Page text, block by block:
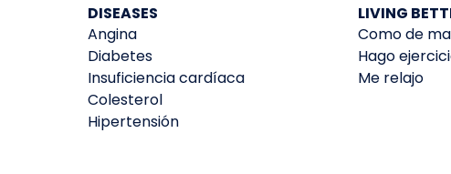
DISEASES
Angina
Diabetes
Insuficiencia cardíaca
Colesterol
Hipertensión
LIVING
Como de
Hago
Me relajo